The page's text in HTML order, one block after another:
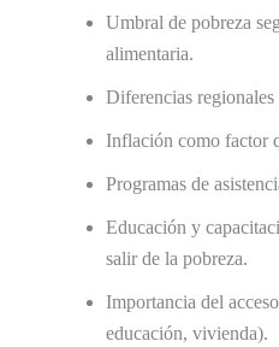
Umbral de pobreza
alimentaria.
Diferencias
Inflación como factor
Programas de
Educación y
salir de la pobreza.
Importancia del
educación, vivienda).